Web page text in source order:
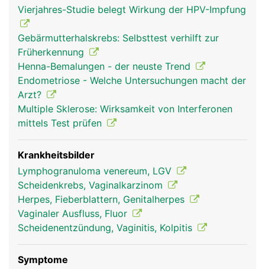
Vierjahres-Studie belegt Wirkung der HPV-Impfung
Gebärmutterhalskrebs: Selbsttest verhilft zur
Früherkennung
Henna-Bemalungen - der neuste Trend
Endometriose - Welche Untersuchungen macht der
Arzt?
Multiple Sklerose: Wirksamkeit von Interferonen
mittels Test prüfen
Krankheitsbilder
Lymphogranuloma venereum, LGV
Scheidenkrebs, Vaginalkarzinom
Herpes, Fieberblattern, Genitalherpes
Vaginaler Ausfluss, Fluor
Scheidenentzündung, Vaginitis, Kolpitis
Symptome